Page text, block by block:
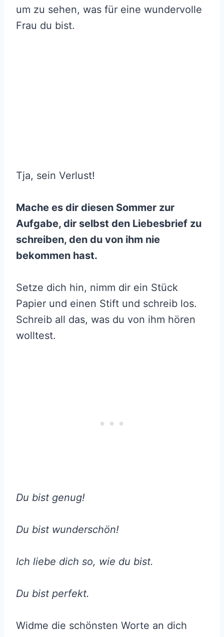
um zu sehen, was für eine wundervolle
Frau du bist.
Tja, sein Verlust!
Mache es dir diesen Sommer zur
Aufgabe, dir selbst den Liebesbrief zu
schreiben, den du von ihm nie
bekommen hast.
Setze dich hin, nimm dir ein Stück
Papier und einen Stift und schreib los.
Schreib all das, was du von ihm hören
wolltest.
Du bist genug!
Du bist wunderschön!
Ich liebe dich so, wie du bist.
Du bist perfekt.
Widme die schönsten Worte an dich